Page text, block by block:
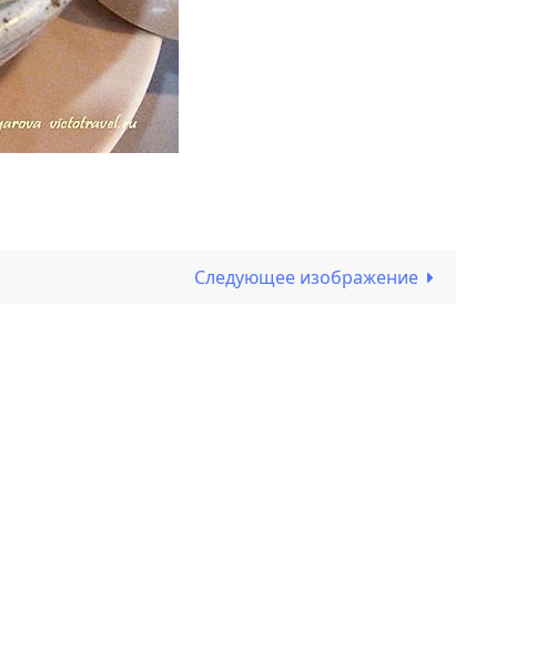
Следующее изображение